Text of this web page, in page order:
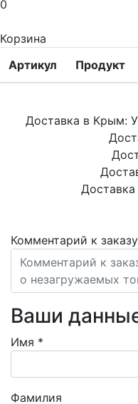
0
Корзина
Артикул
Продукт
Доставка в Крым:
Комментарий к заказу
Ваши
Имя *
Фамилия